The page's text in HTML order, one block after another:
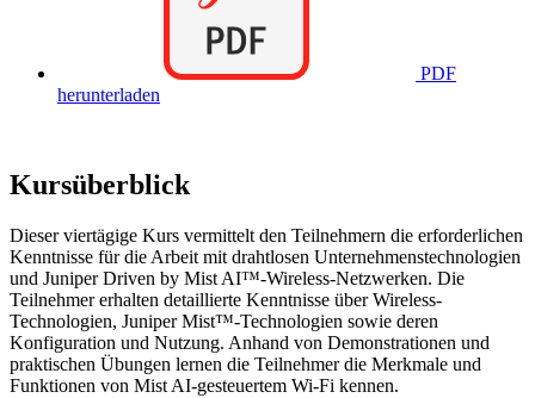
PDF
herunterladen
Kursüberblick
Dieser viertägige Kurs vermittelt den Teilnehmern die erforderlichen
Kenntnisse für die Arbeit mit drahtlosen Unternehmenstechnologien
und Juniper Driven by Mist AI™-Wireless-Netzwerken. Die
Teilnehmer erhalten detaillierte Kenntnisse über Wireless-
Technologien, Juniper Mist™-Technologien sowie deren
Konfiguration und Nutzung. Anhand von Demonstrationen und
praktischen Übungen lernen die Teilnehmer die Merkmale und
Funktionen von Mist AI-gesteuertem Wi-Fi kennen.